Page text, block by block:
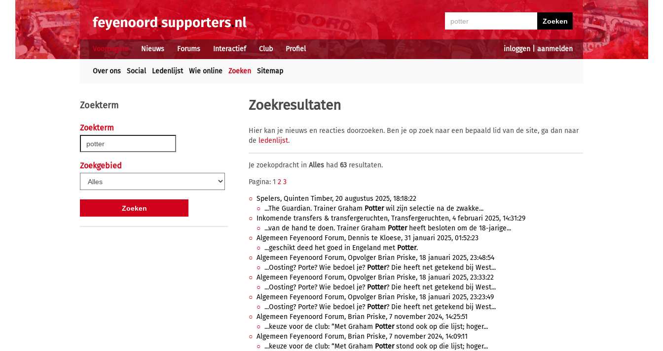
inloggen aanmelden
Voorpagina Nieuws Forums Interactief Club Profiel
Over ons Social Ledenlijst Wie online Zoeken Sitemap
Zoekterm
Zoekterm
Zoekgebied
Zoekresultaten
Hier kan je nieuws en reacties doorzoeken. Ben je op zoek naar een bepaald lid van de site, ga dan naar
de ledenlijst.
Je zoekopdracht in Alles had 63 resultaten.
Pagina: 1 2 3
Spelers, Quinten Timber, 20 augustus 2025, 18:18:22
...The Guardian. Trainer Graham Potterwil zijn selectie na de zwakke...
Inkomende transfers & transfergeruchten, Transfergeruchten, 4 februari 2025, 14:31:29
...van de hand te doen. Trainer Graham Potterheeft besloten om de 18-jarige...
Algemeen Feyenoord Forum, Dennis te Kloese, 31 januari 2025, 01:52:23
...geschikt deed het goed in Engeland met Potter.
Algemeen Feyenoord Forum, Opvolger Brian Priske, 18 januari 2025, 23:48:54
...Oosting? Porte? Wie bedoel je? Potter? Die heeft net getekend bij West...
Algemeen Feyenoord Forum, Opvolger Brian Priske, 18 januari 2025, 23:33:22
...Oosting? Porte? Wie bedoel je? Potter? Die heeft net getekend bij West...
Algemeen Feyenoord Forum, Opvolger Brian Priske, 18 januari 2025, 23:23:49
...Oosting? Porte? Wie bedoel je? Potter? Die heeft net getekend bij West...
Algemeen Feyenoord Forum, Brian Priske, 7 november 2024, 14:25:51
...keuze voor de club: “Met Graham Potterstond ook op die lijst; hoger...
Algemeen Feyenoord Forum, Brian Priske, 7 november 2024, 14:09:11
...keuze voor de club: “Met Graham Potterstond ook op die lijst; hoger...